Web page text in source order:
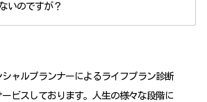
いのですが？
シャルプランナーによるライフプラン診断
ービスしております。人生の様々な段階に